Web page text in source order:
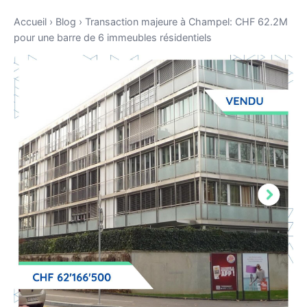
Accueil › Blog › Transaction majeure à Champel: CHF 62.2M
pour une barre de 6 immeubles résidentiels